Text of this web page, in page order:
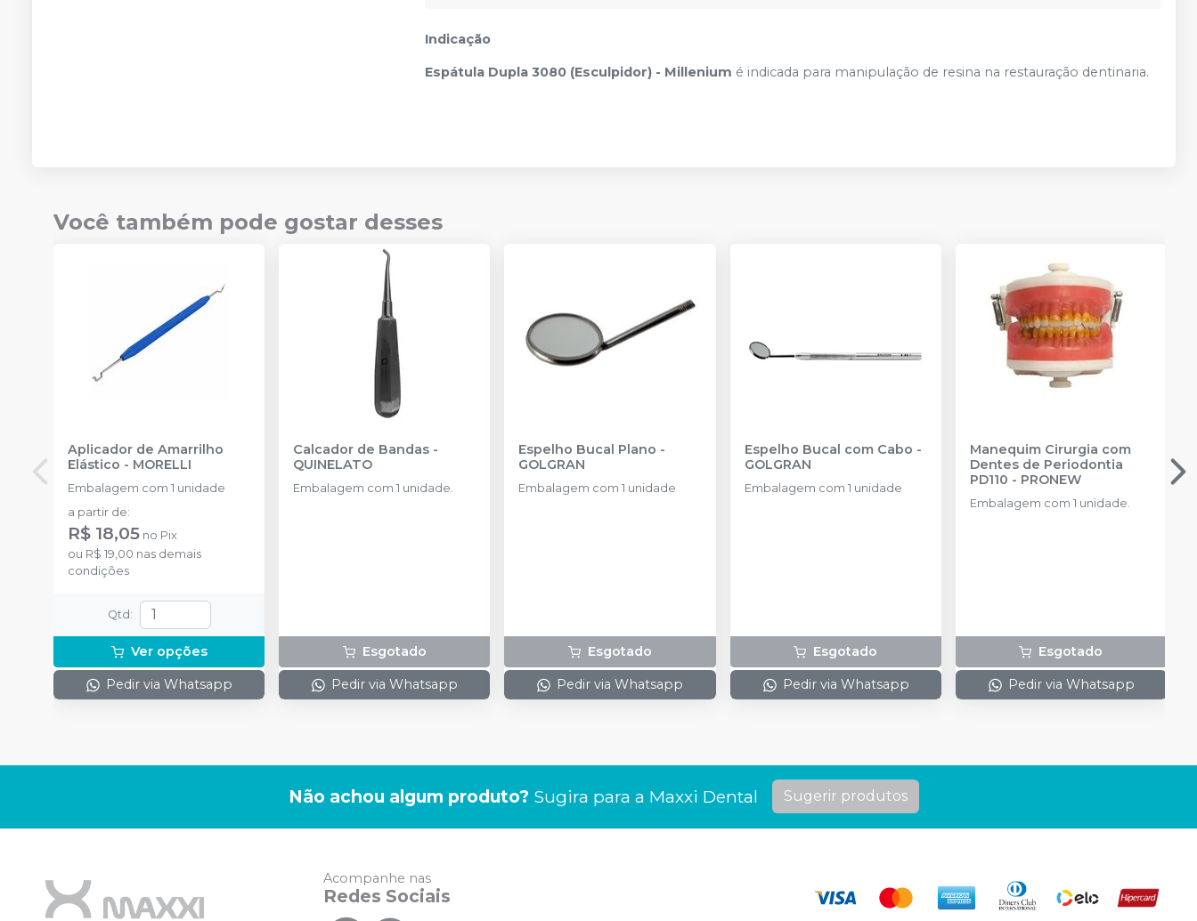
Indicação
Espátula Dupla 3080 (Esculpidor) - Millenium é indicada para manipulação de resina na restauração dentinaria.
Você também pode gostar desses
Aplicador de Amarrilho
Elástico - MORELLI
Embalagem com 1 unidade
a partir de:
R$ 18,05 no Pix
ou R$ 19,00 nas demais
condições
Qtd :
Ver opções
Pedir via Whatsapp
Calcador de Bandas -
QUINELATO
Embalagem com 1 unidade.
Esgotado
Pedir via Whatsapp
Espelho Bucal Plano -
GOLGRAN
Embalagem com 1 unidade
Esgotado
Pedir via Whatsapp
Espelho Bucal com Cabo -
GOLGRAN
Embalagem com 1 unidade
Esgotado
Pedir via Whatsapp
Manequim Cirurgia com
Dentes de Periodontia
PD110 - PRONEW
Embalagem com 1 unidade.
Esgotado
Pedir via Whatsapp
Não achou algum produto? Sugira para a Maxxi Dental Sugerir produtos
Acompanhe nas
Redes Sociais